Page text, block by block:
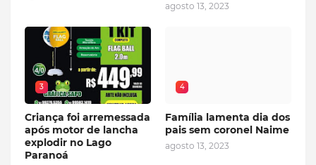
agosto 13, 2023
3
Criança foi arremessada
após motor de lancha
explodir no Lago
Paranoá
4
Família lamenta dia dos
pais sem coronel Naime
agosto 13, 2023